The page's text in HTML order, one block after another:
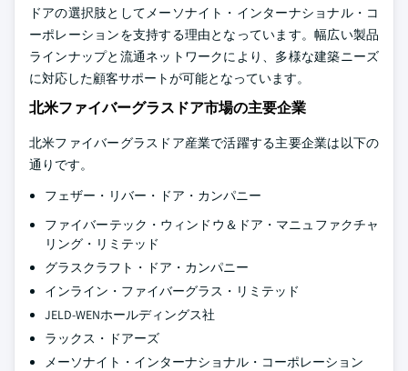
ドアの選択肢としてメーソナイト・インターナショナル・コ
ーポレーションを支持する理由となっています。幅広い製品
ラインナップと流通ネットワークにより、多様な建築ニーズ
に対応した顧客サポートが可能となっています。
北米ファイバーグラスドア市場の主要企業
北米ファイバーグラスドア産業で活躍する主要企業は以下の
通りです。
フェザー・リバー・ドア・カンパニー
ファイバーテック・ウィンドウ＆ドア・マニュファクチャ
リング・リミテッド
グラスクラフト・ドア・カンパニー
インライン・ファイバーグラス・リミテッド
JELD-WENホールディングス社
ラックス・ドアーズ
メーソナイト・インターナショナル・コーポレーション